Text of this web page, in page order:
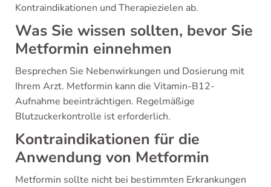
Kontraindikationen und Therapiezielen ab.
Was Sie wissen sollten, bevor Sie
Metformin einnehmen
Besprechen Sie Nebenwirkungen und Dosierung mit
Ihrem Arzt. Metformin kann die Vitamin-B12-
Aufnahme beeinträchtigen. Regelmäßige
Blutzuckerkontrolle ist erforderlich.
Kontraindikationen für die
Anwendung von Metformin
Metformin sollte nicht bei bestimmten Erkrankungen